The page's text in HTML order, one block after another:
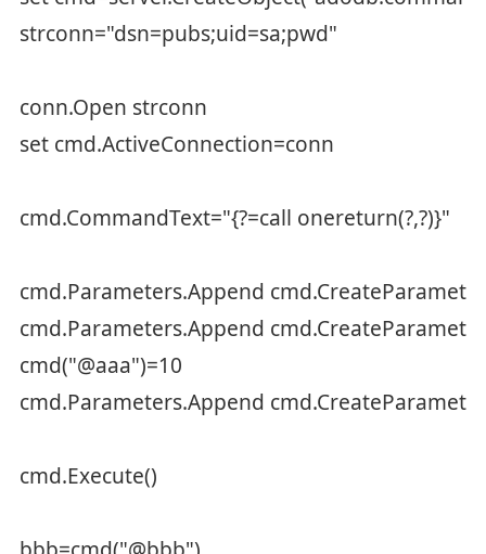
strconn="dsn=pubs;uid=sa;pwd"
conn.Open strconn
set cmd.ActiveConnection=conn
cmd.CommandText="{?=call onereturn(?,?)}"
cmd.Parameters.Append
cmd.Parameters.Append
cmd("@aaa")=10
cmd.Parameters.Append
cmd.Execute()